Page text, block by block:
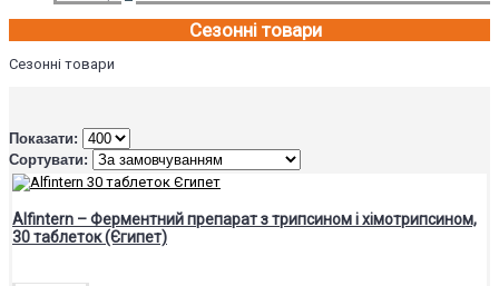
Сезонні товари
Сезонні товари
Показати:
Сортувати:
Alfintern – Ферментний препарат з трипсином і хімотрипсином,
30 таблеток (Єгипет)